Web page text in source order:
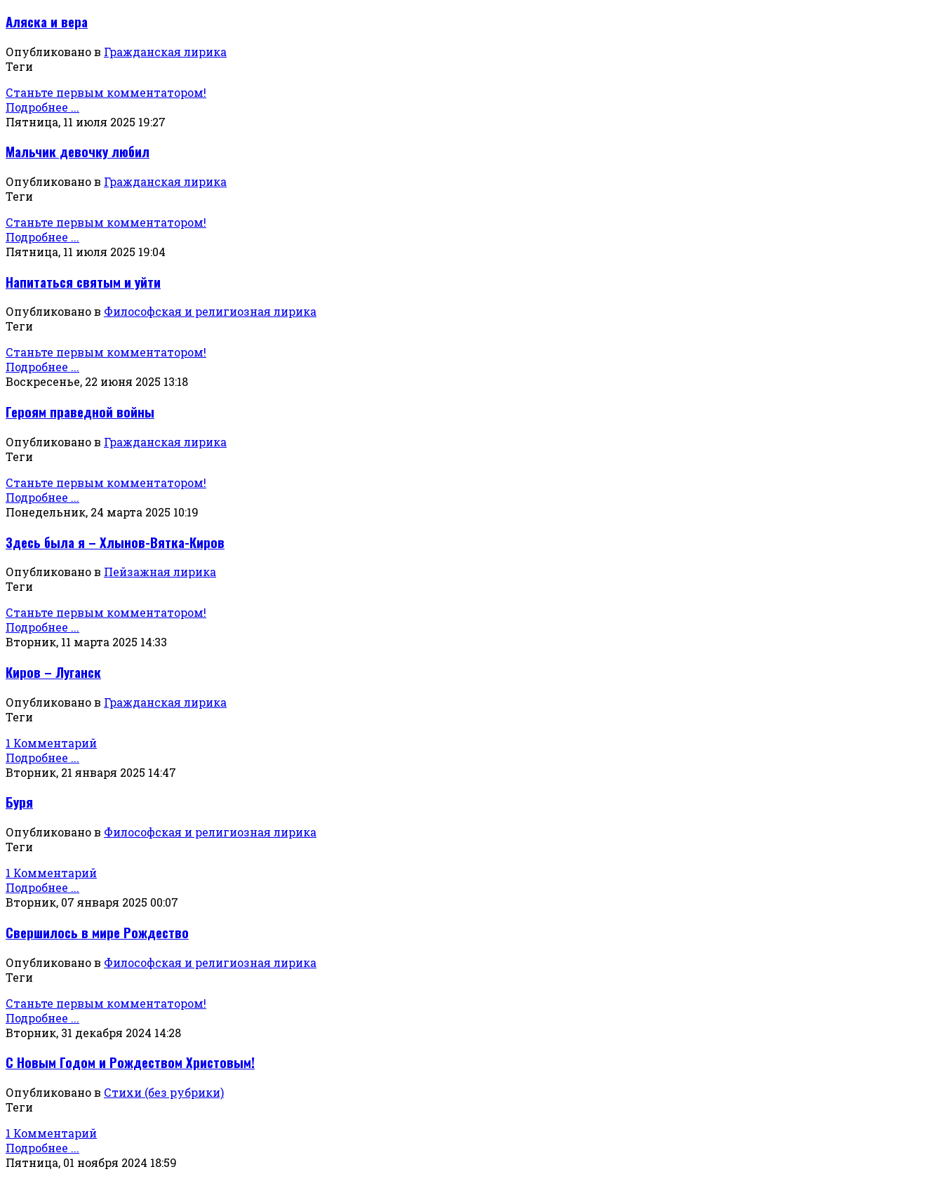
Аляска и вера
Опубликовано в Гражданская лирика
Теги
Станьте первым комментатором!
Подробнее ...
Пятница, 11 июля 2025 19:27
Мальчик девочку любил
Опубликовано в Гражданская лирика
Теги
Станьте первым комментатором!
Подробнее ...
Пятница, 11 июля 2025 19:04
Напитаться святым и уйти
Опубликовано в Философская и религиозная лирика
Теги
Станьте первым комментатором!
Подробнее ...
Воскресенье, 22 июня 2025 13:18
Героям праведной войны
Опубликовано в Гражданская лирика
Теги
Станьте первым комментатором!
Подробнее ...
Понедельник, 24 марта 2025 10:19
Здесь была я – Хлынов-Вятка-Киров
Опубликовано в Пейзажная лирика
Теги
Станьте первым комментатором!
Подробнее ...
Вторник, 11 марта 2025 14:33
Киров – Луганск
Опубликовано в Гражданская лирика
Теги
1 Комментарий
Подробнее ...
Вторник, 21 января 2025 14:47
Буря
Опубликовано в Философская и религиозная лирика
Теги
1 Комментарий
Подробнее ...
Вторник, 07 января 2025 00:07
Свершилось в мире Рождество
Опубликовано в Философская и религиозная лирика
Теги
Станьте первым комментатором!
Подробнее ...
Вторник, 31 декабря 2024 14:28
С Новым Годом и Рождеством Христовым!
Опубликовано в Стихи (без рубрики)
Теги
1 Комментарий
Подробнее ...
Пятница, 01 ноября 2024 18:59